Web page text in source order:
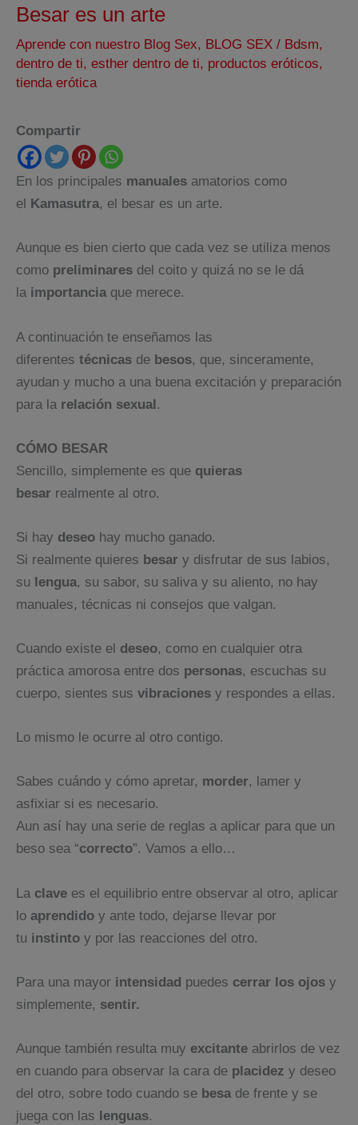
Besar es un arte
Aprende con nuestro Blog Sex, BLOG SEX / Bdsm,
dentro de ti, esther dentro de ti, productos eróticos,
tienda erótica
Compartir
En los principales manuales amatorios como
el
Kamasutra, el besar es un arte.
Aunque es bien cierto que cada vez se utiliza menos
como preliminares del coito y quizá no se le dá
la importanciaque merece.
A continuación te enseñamos las
diferentes técnicas de besos, que, sinceramente,
ayudan y mucho a una buena excitación y preparación
para la relación sexual.
CÓMO BESAR
Sencillo, simplemente es que quieras
besar realmente al otro.
Si hay deseo hay mucho ganado.
Si realmente quieres besar y disfrutar de sus labios,
su lengua, su sabor, su saliva y su aliento, no hay
manuales, técnicas ni consejos que valgan.
Cuando existe el deseo, como en cualquier otra
práctica amorosa entre dos personas, escuchas su
cuerpo, sientes sus vibraciones y respondes a ellas.
Lo mismo le ocurre al otro contigo.
Sabes cuándo y cómo apretar, morder, lamer y
asfixiar si es necesario.
Aun así hay una serie de reglas a aplicar para que un
beso sea “correcto”. Vamos a ello…
La clave es el equilibrio entre observar al otro, aplicar
lo aprendido y ante todo, dejarse llevar por
tu instinto y por las reacciones del otro.
Para una mayor intensidad puedes cerrar los ojos y
simplemente, sentir.
Aunque también resulta muy excitante abrirlos de vez
en cuando para observar la cara de placidez y deseo
del otro, sobre todo cuando se besade frente y se
juega con las lenguas.